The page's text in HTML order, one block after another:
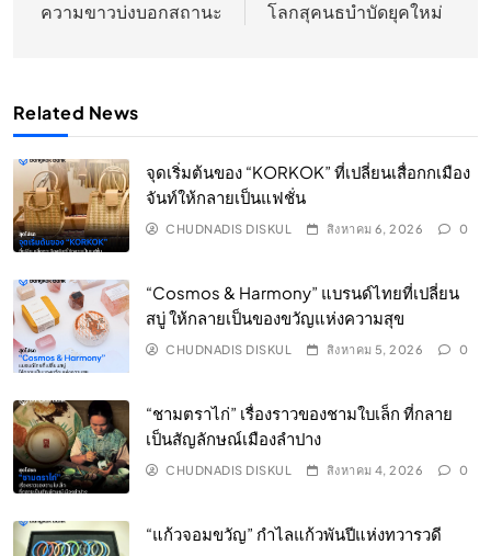
ความขาวบ่งบอกสถานะ โลกสุคนธบำบัดยุคใหม่
Related News
จุดเริ่มต้นของ “KORKOK” ที่เปลี่ยนเสื่อกกเมือง
จันท์ให้กลายเป็นแฟชั่น
CHUDNADIS DISKUL สิงหาคม 6, 2026 0
“Cosmos & Harmony” แบรนด์ไทยที่เปลี่ยน
สบู่ ให้กลายเป็นของขวัญแห่งความสุข
CHUDNADIS DISKUL สิงหาคม 5, 2026 0
“ชามตราไก่” เรื่องราวของชามใบเล็ก ที่กลาย
เป็นสัญลักษณ์เมืองลำปาง
CHUDNADIS DISKUL สิงหาคม 4, 2026 0
“แก้วจอมขวัญ” กำไลแก้วพันปีแห่งทวารวดี